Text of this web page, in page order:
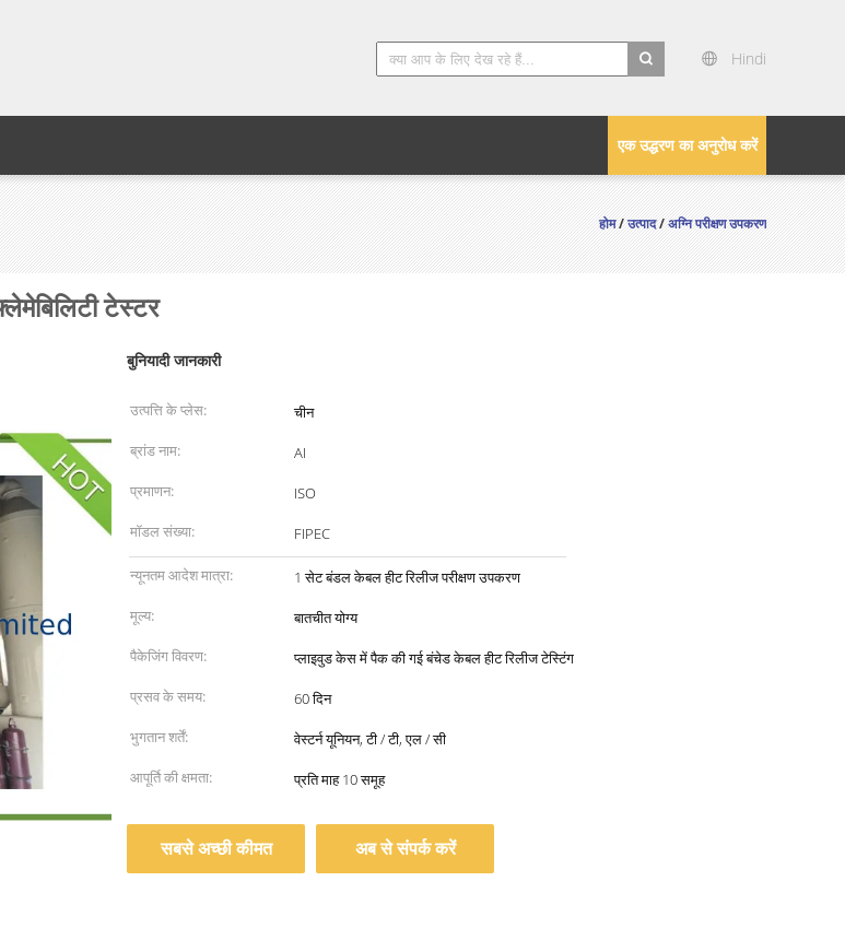
Hindi
एक उद्धरण का अनुरोध करें
होम/उत्पाद/अग्नि परीक्षण उपकरण
टेस्टर
बुनियादी जानकारी
उत्पत्ति के प्लेस:
चीन
ब्रांड नाम:
AI
प्रमाणन:
ISO
मॉडल संख्या:
FIPEC
न्यूनतम आदेश मात्रा:
1 सेट बंडल केबल हीट रिलीज परीक्षण उपकरण
मूल्य:
बातचीत योग्य
पैकेजिंग विवरण:
प्लाइवुड केस में पैक की गई बंचेड केबल हीट रिलीज टेस्टिंग
प्रसव के समय:
60 दिन
भुगतान शर्तें:
वेस्टर्न यूनियन, टी / टी, एल / सी
आपूर्ति की क्षमता:
प्रति माह 10 समूह
सबसे अच्छी कीमत अब से संपर्क करें